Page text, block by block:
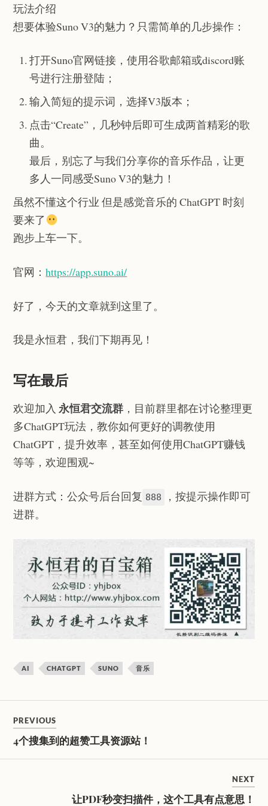
玩法介绍
想要体验Suno V3的魅力？只需简单的几步操作：
打开Suno官网链接，使用谷歌邮箱或discord账
号进行注册登陆；
输入简短的提示词，选择V3版本；
点击“Create”，几秒钟后即可生成两首精彩的歌
曲。
最后，别忘了与我们分享你的音乐作品，让更
多人一同感受Suno V3的魅力！
虽然不懂这个行业 但是感觉音乐的 ChatGPT 时刻
要来了
跑步上车一下。
官网：https://app.suno.ai/
好了，今天的文章就到这里了。
我是永恒君，我们下期再见！
写在最后
欢迎加入永恒君交流群 ，目前群里都在讨论整理更
多ChatGPT玩法，教你如何更好的调教使用
ChatGPT，提升效率，甚至如何使用ChatGPT赚钱
等等，欢迎围观~
进群方式：公众号后台回复 888
，按提示操作即可
进群。
AI CHATGPT SUNO 音乐
PREVIOUS
4个搜集到的超赞工具资源站！
NEXT
让PDF秒变扫描件，这个工具有点意思！